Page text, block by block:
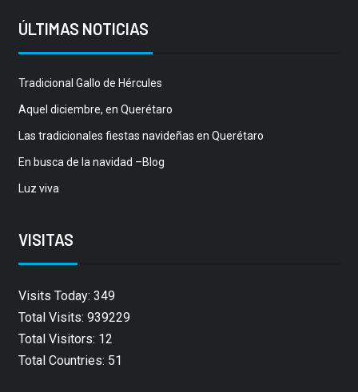
ÚLTIMAS NOTICIAS
Tradicional Gallo de Hércules
Aquel diciembre, en Querétaro
Las tradicionales fiestas navideñas en Querétaro
En busca de la navidad –Blog
Luz viva
VISITAS
Visits Today: 349
Total Visits: 939229
Total Visitors: 12
Total Countries: 51